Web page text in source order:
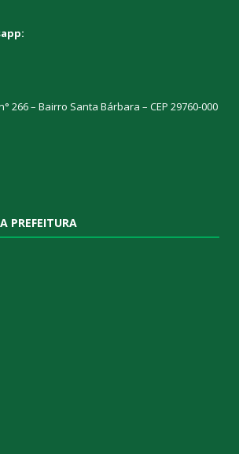
266 – Bairro Santa Bárbara – CEP 29760-000
PREFEITURA